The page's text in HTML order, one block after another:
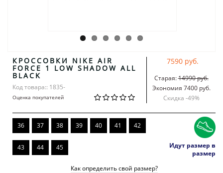
КРОССОВКИ NIKE AIR
FORCE 1 LOW SHADOW ALL
BLACK
Код товара:: 1835-
Оценка покупателей
7590 руб.
Старая:14990 руб.
Экономия 7400 руб.
Скидка -49%
36 37 38 39 40 41 42
43 44 45
Идут размер в
размер
Как определить свой размер?